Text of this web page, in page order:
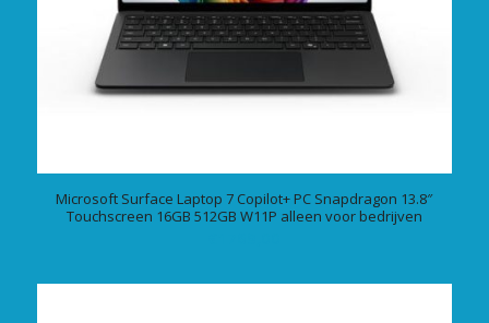
Microsoft Surface Laptop 7 Copilot+ PC Snapdragon 13.8″
Touchscreen 16GB 512GB W11P alleen voor bedrijven